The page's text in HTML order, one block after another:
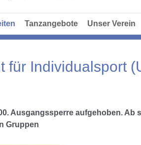
Tanzangebote Unser Verein
für Individualsport
Ausgangssperre aufgehoben. Ab
Gruppen